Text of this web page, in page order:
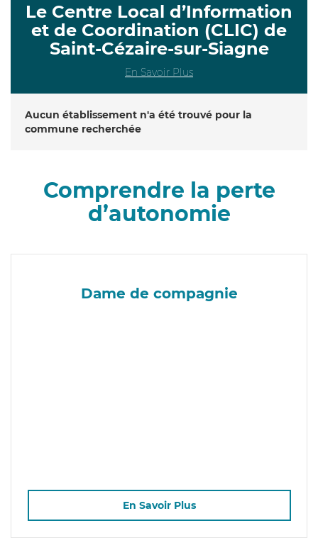
Le Centre Local d’Information
et de Coordination (CLIC) de
Saint-Cézaire-sur-Siagne
En Savoir Plus
Aucun établissement n'a été trouvé pour la
commune recherchée
Comprendre la perte
d’autonomie
Dame de compagnie
En Savoir Plus